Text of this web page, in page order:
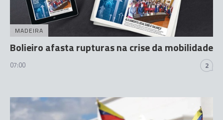
MADEIRA
Bolieiro afasta rupturas na crise da mobilidade
07:00 2